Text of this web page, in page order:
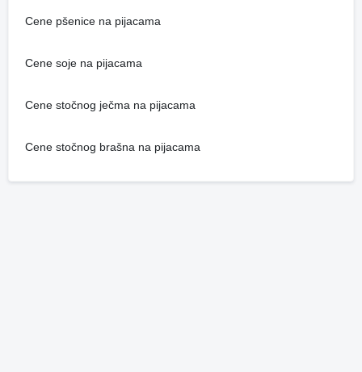
Cene pšenice na pijacama
Cene soje na pijacama
Cene stočnog ječma na pijacama
Cene stočnog brašna na pijacama